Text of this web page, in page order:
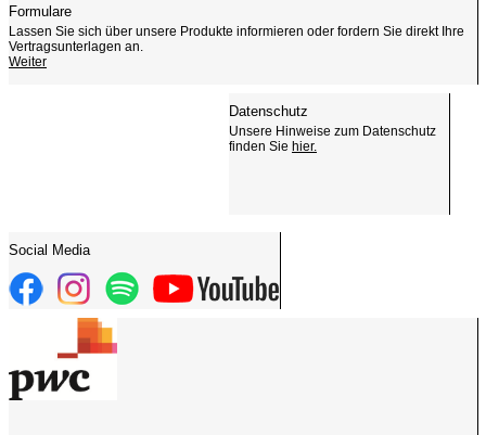
Formulare
Lassen Sie sich über unsere Produkte informieren oder fordern Sie direkt Ihre
Vertragsunterlagen an.
Weiter
Datenschutz
Unsere Hinweise zum Datenschutz
finden Sie hier.
Social Media